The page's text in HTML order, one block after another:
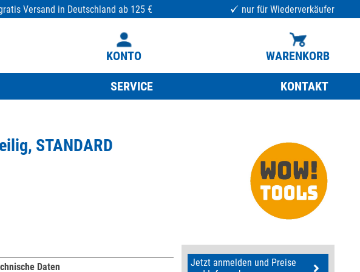
Versand in Deutschland ab 125 € nur für Wiederverkäufer
KONTO WARENKORB
SERVICE KONTAKT
STANDARD
Daten
Jetzt anmelden und Preise